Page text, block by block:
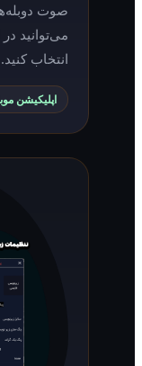
صوت دوبله‌های سناریو
می‌توانید در اپ
انتخاب کنید.
اپلیکیشن موبایل